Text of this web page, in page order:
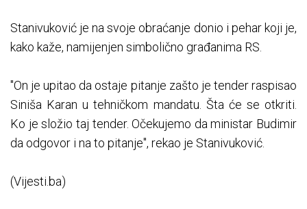
Stanivuković je na svoje obraćanje donio i pehar koji je,
kako kaže, namijenjen simbolično građanima RS.
"On je upitao da ostaje pitanje zašto je tender raspisao
Siniša Karan u tehničkom mandatu. Šta će se otkriti.
Ko je složio taj tender. Očekujemo da ministar Budimir
da odgovor i na to pitanje", rekao je Stanivuković.
(Vijesti.ba)